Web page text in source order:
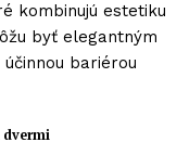
kombinujú estetiku
byť elegantným
bariérou
dvermi